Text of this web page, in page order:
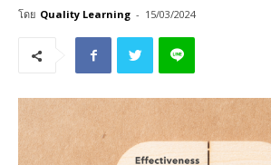
โดย Quality Learning - 15/03/2024